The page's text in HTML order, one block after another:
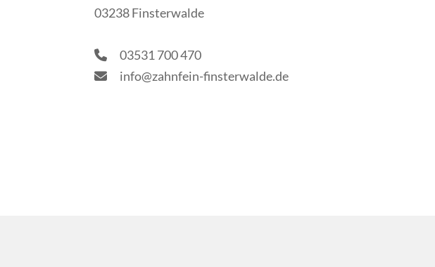
03238 Finsterwalde
03531 700 470
info@zahnfein-finsterwalde.de